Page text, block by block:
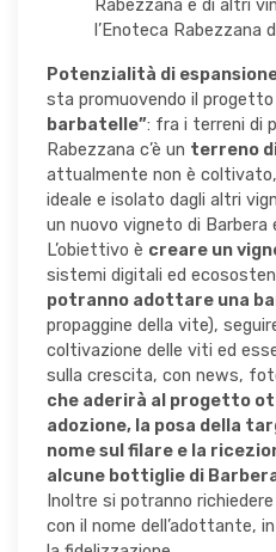
Rabezzana e di altri
l’Enoteca Rabezzana
Potenzialità di
sta promuovendo il progetto
barbatelle”: fra i terreni di
Rabezzana c’è un terreno
attualmente non è
ideale e isolato dagli altri
un nuovo vigneto di Barbera
L’obiettivo è creare un
sistemi digitali ed
potranno adottare una
propaggine della vite),
coltivazione delle viti ed
sulla crescita, con news,
che aderirà al progetto
adozione, la posa della
nome sul filare e la
alcune bottiglie di Barbera
Inoltre si potranno
con il nome dell’adottante,